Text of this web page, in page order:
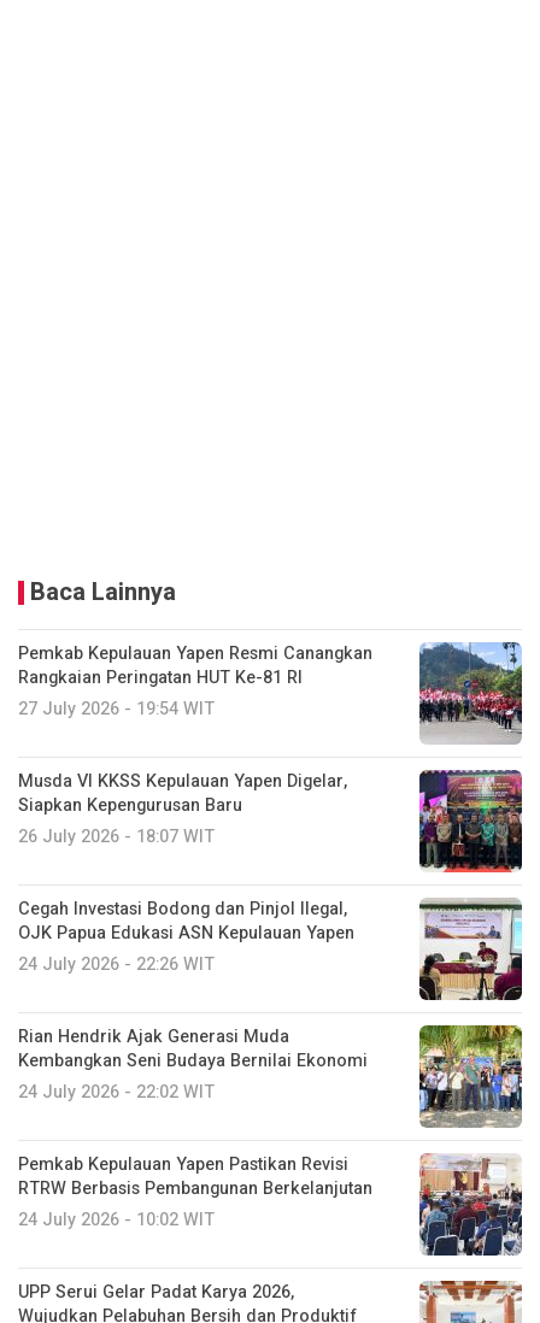
Baca Lainnya
Pemkab Kepulauan Yapen Resmi Canangkan
Rangkaian Peringatan HUT Ke-81 RI
27 July 2026 - 19:54 WIT
Musda VI KKSS Kepulauan Yapen Digelar,
Siapkan Kepengurusan Baru
26 July 2026 - 18:07 WIT
Cegah Investasi Bodong dan Pinjol Ilegal,
OJK Papua Edukasi ASN Kepulauan Yapen
24 July 2026 - 22:26 WIT
Rian Hendrik Ajak Generasi Muda
Kembangkan Seni Budaya Bernilai Ekonomi
24 July 2026 - 22:02 WIT
Pemkab Kepulauan Yapen Pastikan Revisi
RTRW Berbasis Pembangunan Berkelanjutan
24 July 2026 - 10:02 WIT
UPP Serui Gelar Padat Karya 2026,
Wujudkan Pelabuhan Bersih dan Produktif